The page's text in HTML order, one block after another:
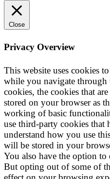
Close
Privacy Overview
This website uses cookies
while you navigate through
cookies, the cookies that are
stored on your browser as
working of basic
use third-party cookies that
understand how you use
will be stored in your
You also have the option to
But opting out of some of